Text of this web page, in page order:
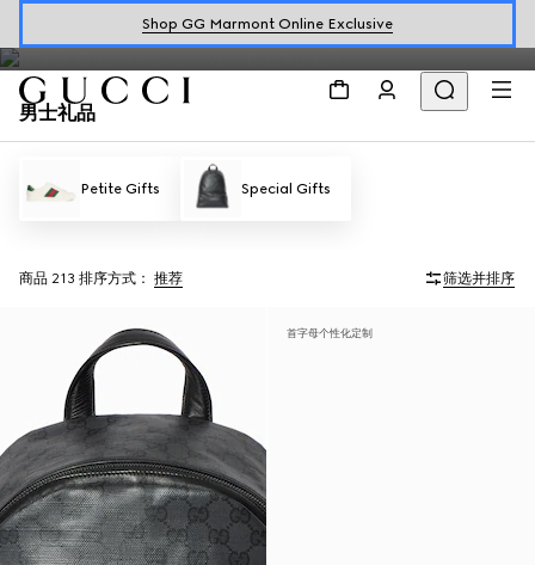
Shop GG Marmont Online Exclusive
探索品牌甄选男士礼品，为他寻觅Gucci心意礼赠。
男士礼品
Petite Gifts Special Gifts
商品 213 排序方式： 推荐 筛选并排序
首字母个性化定制